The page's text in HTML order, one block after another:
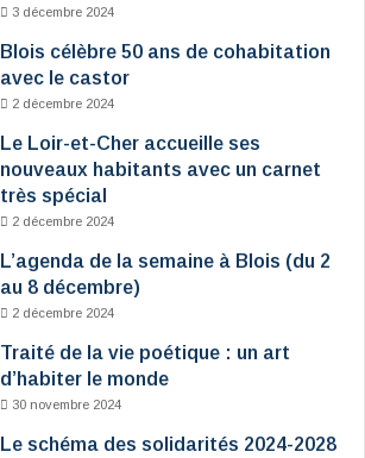
3 décembre 2024
Blois célèbre 50 ans de cohabitation
avec le castor
2 décembre 2024
Le Loir-et-Cher accueille ses
nouveaux habitants avec un carnet
très spécial
2 décembre 2024
L’agenda de la semaine à Blois (du 2
au 8 décembre)
2 décembre 2024
Traité de la vie poétique : un art
d’habiter le monde
30 novembre 2024
Le schéma des solidarités 2024-2028